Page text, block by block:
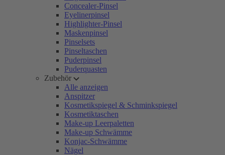
Concealer-Pinsel
Eyelinerpinsel
Highlighter-Pinsel
Maskenpinsel
Pinselsets
Pinseltaschen
Puderpinsel
Puderquasten
Zubehör
Alle anzeigen
Anspitzer
Kosmetikspiegel & Schminkspiegel
Kosmetiktaschen
Make-up Leerpaletten
Make-up Schwämme
Konjac-Schwämme
Nägel